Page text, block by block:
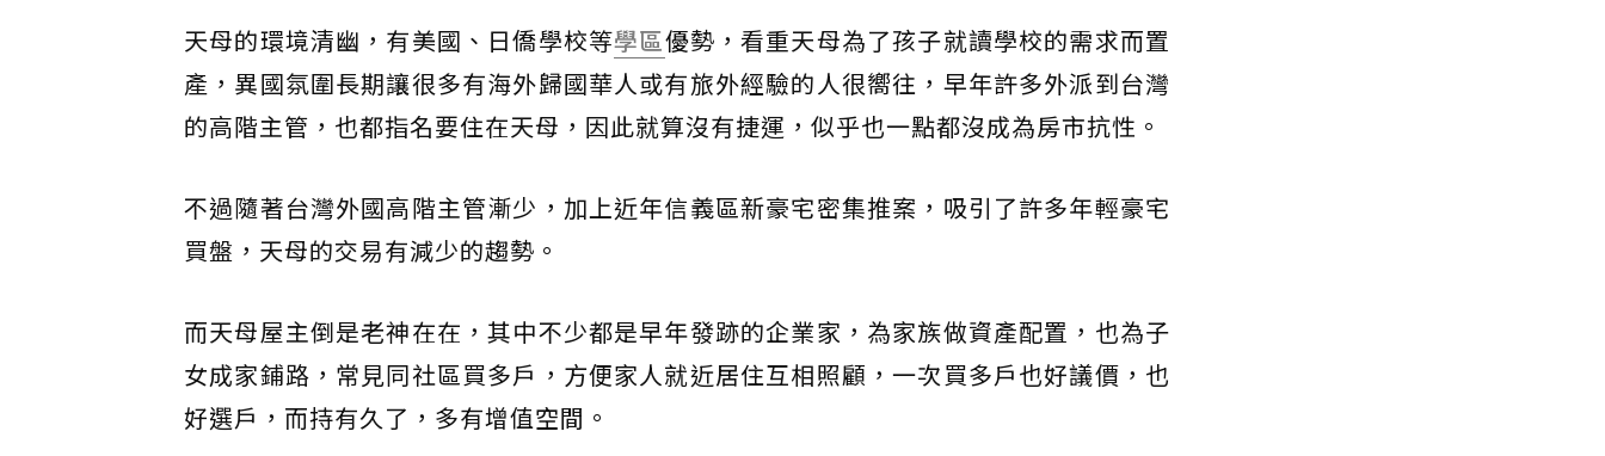
天母的環境清幽，有美國、日僑學校等學區優勢，看重天母為了孩子就讀學校的需求而置
產，異國氛圍長期讓很多有海外歸國華人或有旅外經驗的人很嚮往，早年許多外派到台灣
的高階主管，也都指名要住在天母，因此就算沒有捷運，似乎也一點都沒成為房市抗性。
不過隨著台灣外國高階主管漸少，加上近年信義區新豪宅密集推案，吸引了許多年輕豪宅
買盤，天母的交易有減少的趨勢。
而天母屋主倒是老神在在，其中不少都是早年發跡的企業家，為家族做資產配置，也為子
女成家鋪路，常見同社區買多戶，方便家人就近居住互相照顧，一次買多戶也好議價，也
好選戶，而持有久了，多有增值空間。